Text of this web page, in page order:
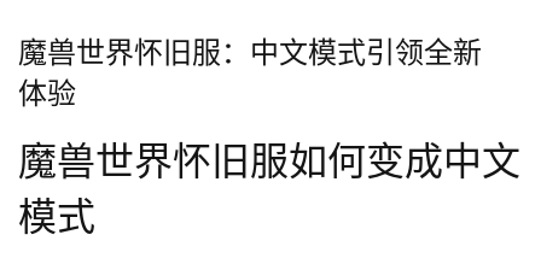
魔兽世界怀旧服：中文模式引领全新
体验
魔兽世界怀旧服如何变成中文
模式